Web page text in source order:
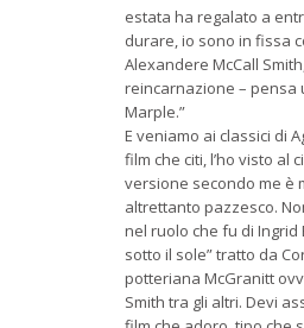
estata ha regalato a
durare, io sono in fissa
Alexandere McCall
reincarnazione – pensa
Marple.”
E veniamo ai classici di
film che citi, l’ho visto al
versione secondo me è
altrettanto pazzesco.
nel ruolo che fu di Ingrid
sotto il sole” tratto da
potteriana McGranitt
Smith tra gli altri. Devi